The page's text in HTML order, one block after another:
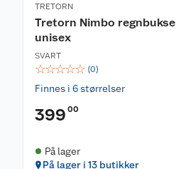
TRETORN
Tretorn Nimbo regnbukse
unisex
SVART
☆☆☆☆☆ (0)
Finnes i 6 størrelser
399 00
På lager
På lager i 13 butikker